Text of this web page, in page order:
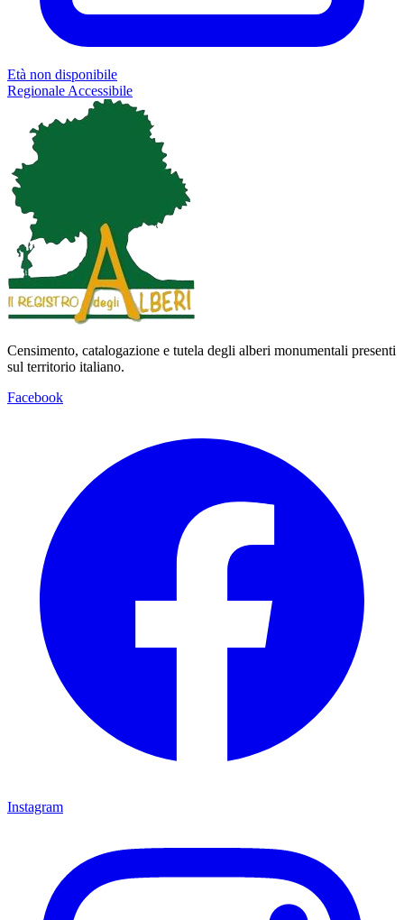
Età non disponibile
Regionale Accessibile
Censimento, catalogazione e tutela degli alberi monumentali presenti
sul territorio italiano.
Facebook
Instagram